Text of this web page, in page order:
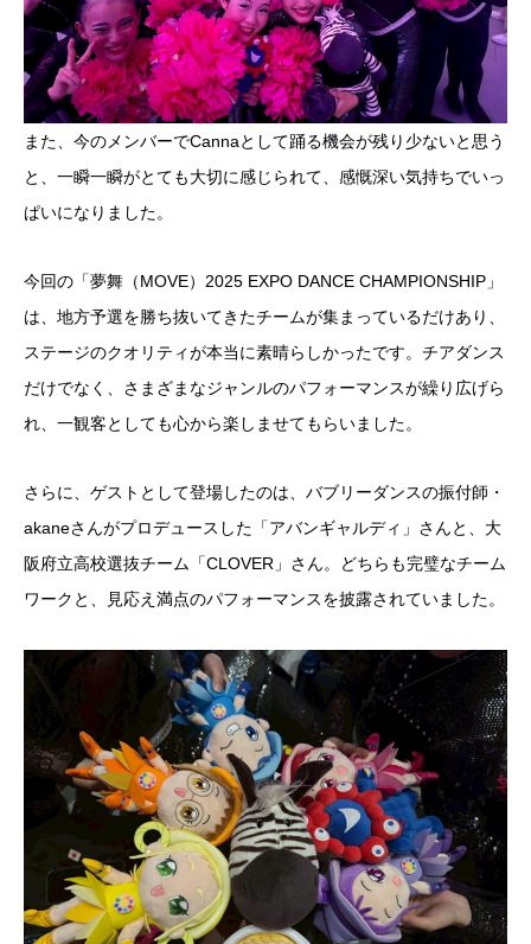
また、今のメンバーでCannaとして踊る機会が残り少ないと思う
と、一瞬一瞬がとても大切に感じられて、感慨深い気持ちでいっ
ぱいになりました。
今回の「夢舞（MOVE）2025 EXPO DANCE CHAMPIONSHIP」
は、地方予選を勝ち抜いてきたチームが集まっているだけあり、
ステージのクオリティが本当に素晴らしかったです。チアダンス
だけでなく、さまざまなジャンルのパフォーマンスが繰り広げら
れ、一観客としても心から楽しませてもらいました。
さらに、ゲストとして登場したのは、バブリーダンスの振付師・
akaneさんがプロデュースした「アバンギャルディ」さんと、大
阪府立高校選抜チーム「CLOVER」さん。どちらも完璧なチーム
ワークと、見応え満点のパフォーマンスを披露されていました。